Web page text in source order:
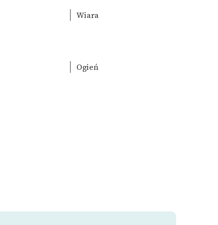
Wiara
Ogień